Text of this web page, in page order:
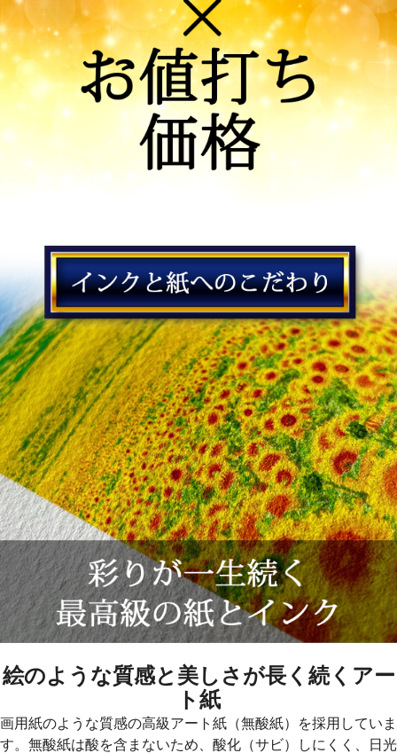
絵のような質感と美しさが長く続くアー
ト紙
画用紙のような質感の高級アート紙（無酸紙）を採用していま
す。無酸紙は酸を含まないため、酸化（サビ）しにくく、日光